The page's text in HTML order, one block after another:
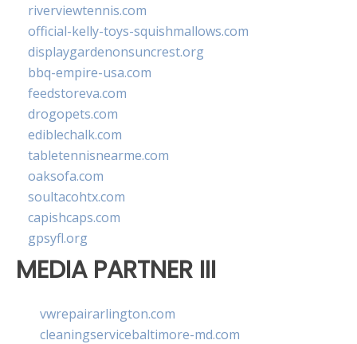
riverviewtennis.com
official-kelly-toys-squishmallows.com
displaygardenonsuncrest.org
bbq-empire-usa.com
feedstoreva.com
drogopets.com
ediblechalk.com
tabletennisnearme.com
oaksofa.com
soultacohtx.com
capishcaps.com
gpsyfl.org
MEDIA PARTNER III
vwrepairarlington.com
cleaningservicebaltimore-md.com